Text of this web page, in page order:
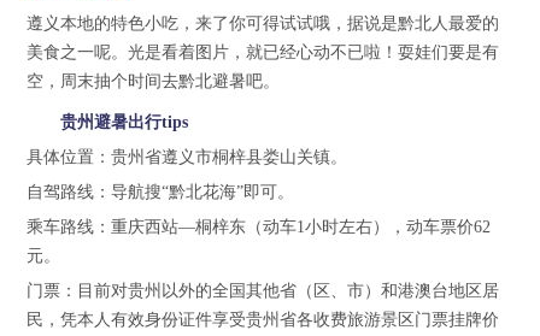
遵义本地的特色小吃，来了你可得试试哦，据说是黔北人最爱的
美食之一呢。光是看着图片，就已经心动不已啦！耍娃们要是有
空，周末抽个时间去黔北避暑吧。
贵州避暑出行tips
具体位置：贵州省遵义市桐梓县娄山关镇。
自驾路线：导航搜“黔北花海”即可。
乘车路线：重庆西站—桐梓东（动车1小时左右），动车票价62
元。
门票：目前对贵州以外的全国其他省（区、市）和港澳台地区居
民，凭本人有效身份证件享受贵州省各收费旅游景区门票挂牌价